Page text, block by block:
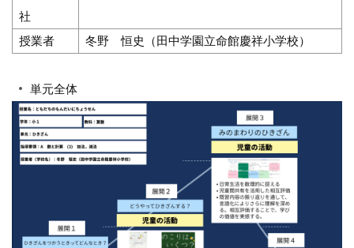
社
授業者 冬野 恒史（田中学園立命館慶祥小学校）
単元全体